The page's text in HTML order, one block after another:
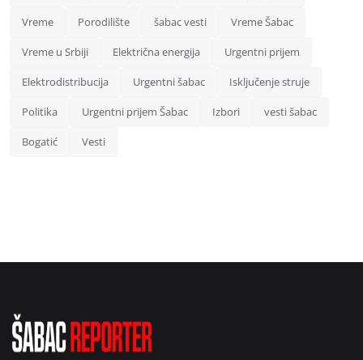
Vreme Porodilište šabac vesti Vreme Šabac
Vreme u Srbiji Električna energija Urgentni prijem
Elektrodistribucija Urgentni šabac Isključenje struje
Politika Urgentni prijem Šabac Izbori vesti šabac
Bogatić Vesti